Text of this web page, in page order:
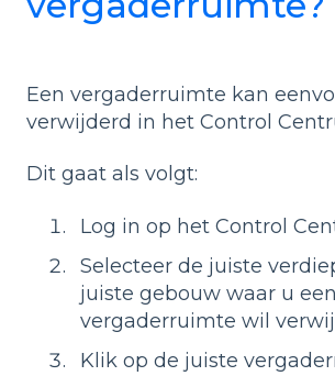
Een vergaderruimte kan
verwijderd in het Control
Dit gaat als volgt:
Log in op het Control
Selecteer de juiste
juiste gebouw waar u een
vergaderruimte wil
Klik op de juiste